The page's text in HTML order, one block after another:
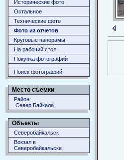
Исторические фото
Остальное
Технические фото
Фото из отчетов
Круговые панорамы
На рабочий стол
Покупка фотографий
Поиск фотографий
Место съемки
Район:
Север Байкала
Объекты
Северобайкальск
Вокзал в
Северобайкальске